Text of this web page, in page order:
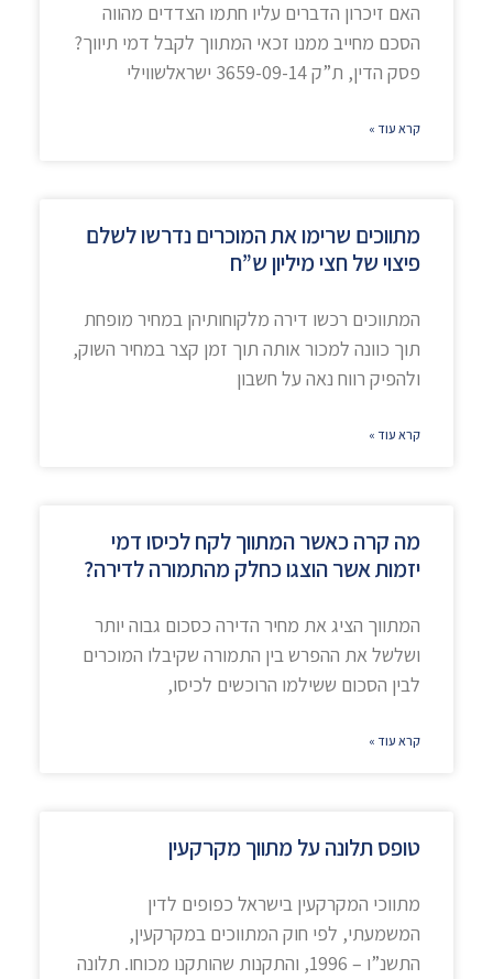
האם זיכרון הדברים עליו חתמו הצדדים מהווה
הסכם מחייב ממנו זכאי המתווך לקבל דמי תיווך?
פסק הדין, ת”ק 3659-09-14 ישראלשווילי
קרא עוד »
מתווכים שרימו את המוכרים נדרשו לשלם
פיצוי של חצי מיליון ש”ח
המתווכים רכשו דירה מלקוחותיהן במחיר מופחת
תוך כוונה למכור אותה תוך זמן קצר במחיר השוק,
ולהפיק רווח נאה על חשבון
קרא עוד »
מה קרה כאשר המתווך לקח לכיסו דמי
יזמות אשר הוצגו כחלק מהתמורה לדירה?
המתווך הציג את מחיר הדירה כסכום גבוה יותר
ושלשל את ההפרש בין התמורה שקיבלו המוכרים
לבין הסכום ששילמו הרוכשים לכיסו,
קרא עוד »
טופס תלונה על מתווך מקרקעין
מתווכי המקרקעין בישראל כפופים לדין
המשמעתי, לפי חוק המתווכים במקרקעין,
התשנ”ו – 1996, והתקנות שהותקנו מכוחו. תלונה